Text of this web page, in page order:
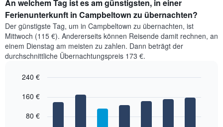
An welchem Tag ist es am günstigsten, in einer
Ferienunterkunft in Campbeltown zu übernachten?
Der günstigste Tag, um in Campbeltown zu übernachten, ist
Mittwoch (115 €). Andererseits können Reisende damit rechnen, an
einem Dienstag am meisten zu zahlen. Dann beträgt der
durchschnittliche Übernachtungspreis 173 €.
chart
bars.
graphic.
80 €
160 €
240 €